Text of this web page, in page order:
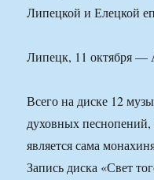
Липецкой и Елецкой
Липецк, 11 октября —
Всего на диске 12
духовных
является сама
Запись диска «Свет